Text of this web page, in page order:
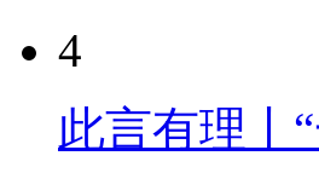
4
此言有理丨